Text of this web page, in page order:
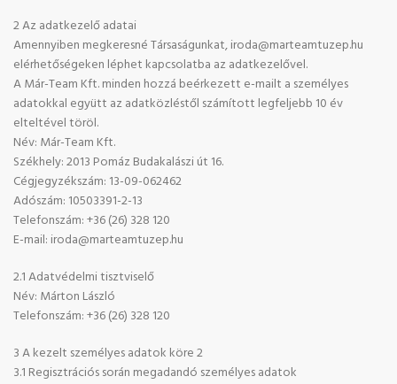
2 Az adatkezelő adatai
Amennyiben megkeresné Társaságunkat, iroda@marteamtuzep.hu
elérhetőségeken léphet kapcsolatba az adatkezelővel.
A Már-Team Kft. minden hozzá beérkezett e-mailt a személyes
adatokkal együtt az adatközléstől számított legfeljebb 10 év
elteltével töröl.
Név: Már-Team Kft.
Székhely: 2013 Pomáz Budakalászi út 16.
Cégjegyzékszám: 13-09-062462
Adószám: 10503391-2-13
Telefonszám: +36 (26) 328 120
E-mail: iroda@marteamtuzep.hu
2.1 Adatvédelmi tisztviselő
Név: Márton László
Telefonszám: +36 (26) 328 120
3 A kezelt személyes adatok köre 2
3.1 Regisztrációs során megadandó személyes adatok